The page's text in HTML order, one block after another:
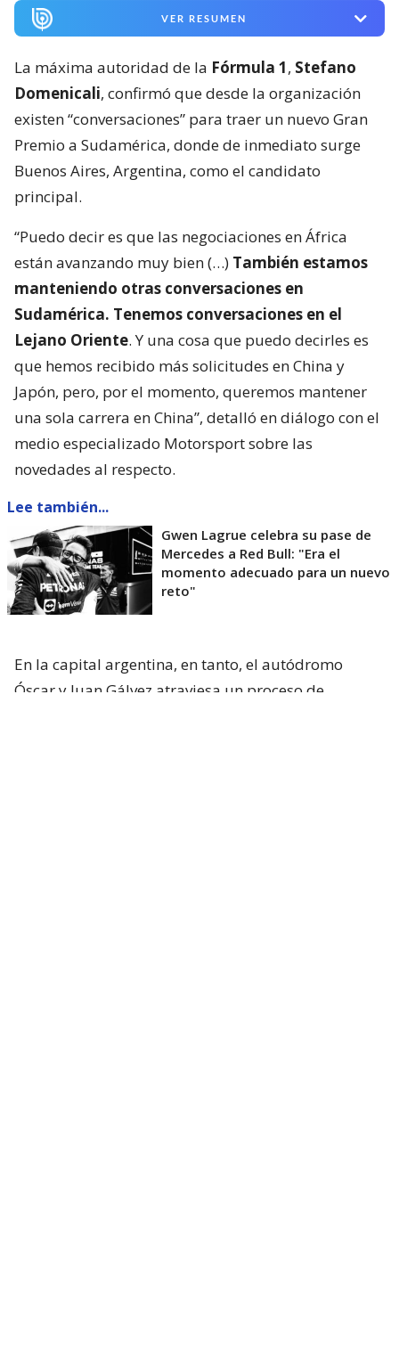
VER RESUMEN
La máxima autoridad de la Fórmula 1, Stefano
Domenicali, confirmó que desde la organización
existen “conversaciones” para traer un nuevo Gran
Premio a Sudamérica, donde de inmediato surge
Buenos Aires, Argentina, como el candidato
principal.
“Puedo decir es que las negociaciones en África
están avanzando muy bien (…) También estamos
manteniendo otras conversaciones en
Sudamérica. Tenemos conversaciones en el
Lejano Oriente. Y una cosa que puedo decirles es
que hemos recibido más solicitudes en China y
Japón, pero, por el momento, queremos mantener
una sola carrera en China”, detalló en diálogo con el
medio especializado Motorsport sobre las
novedades al respecto.
Lee también...
Gwen Lagrue celebra su pase de
Mercedes a Red Bull: "Era el
momento adecuado para un nuevo
reto"
En la capital argentina, en tanto, el autódromo
Óscar y Juan Gálvez atraviesa un proceso de